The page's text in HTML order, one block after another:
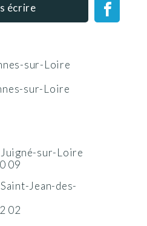
écrire
sur-Loire
sur-Loire
sur-Loire
09
Jean-des-
02